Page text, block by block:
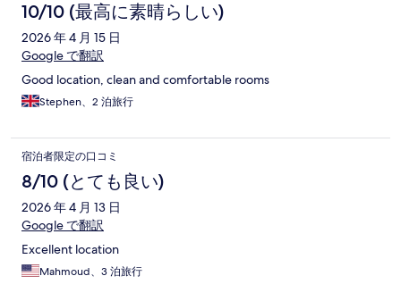
10/10 (最高に素晴らしい)
2026 年 4 月 15 日
Google で翻訳
Good location, clean and comfortable rooms
Stephen、2 泊旅行
宿泊者限定の口コミ
8/10 (とても良い)
2026 年 4 月 13 日
Google で翻訳
Excellent location
Mahmoud、3 泊旅行